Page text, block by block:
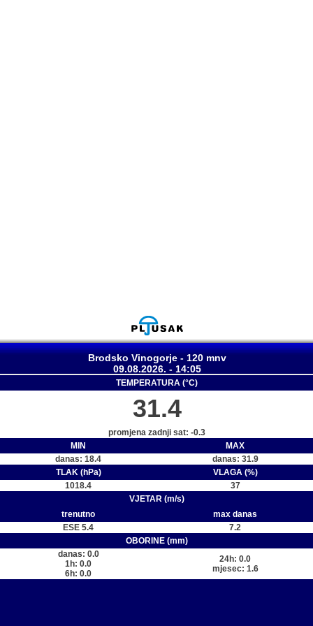
Brodsko Vinogorje - 120 mnv
09.08.2026. - 14:05
TEMPERATURA (°C)
31.4
promjena zadnji sat: -0.3
MIN
MAX
danas: 18.4
danas: 31.9
TLAK (hPa)
VLAGA (%)
1018.4
37
VJETAR (m/s)
trenutno
max danas
ESE 5.4
7.2
OBORINE (mm)
danas: 0.0
1h: 0.0
6h: 0.0
24h: 0.0
mjesec: 1.6